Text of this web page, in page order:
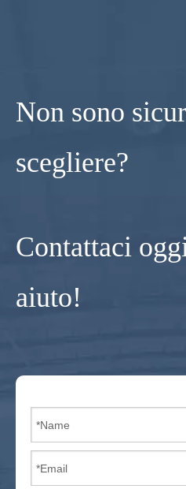
Non sono
scegliere?
Contattaci
aiuto!